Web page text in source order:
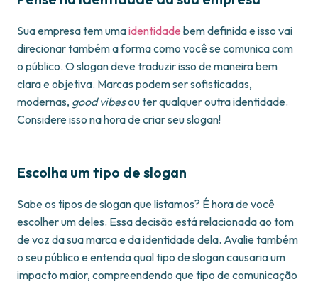
Sua empresa tem umaidentidade bem definida e isso vai
direcionar também a forma como você se comunica com
o público. O slogan deve traduzir isso de maneira bem
clara e objetiva. Marcas podem ser sofisticadas,
modernas, good vibesou ter qualquer outra identidade.
Considere isso na hora de criar seu slogan!
Escolha um tipo de slogan
Sabe os tipos de slogan que listamos? É hora de você
escolher um deles. Essa decisão está relacionada ao tom
de voz da sua marca e da identidade dela. Avalie também
o seu público e entenda qual tipo de slogan causaria um
impacto maior, compreendendo que tipo de comunicação